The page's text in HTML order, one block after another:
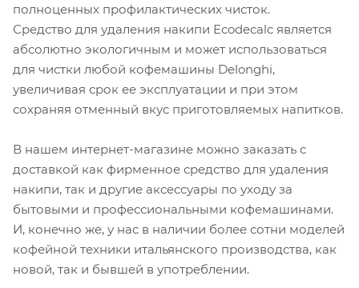
полноценных профилактических чисток.
Средство для удаления накипи Ecodecalc является
абсолютно экологичным и может использоваться
для чистки любой кофемашины Delonghi,
увеличивая срок ее эксплуатации и при этом
сохраняя отменный вкус приготовляемых напитков.
В нашем интернет-магазине можно заказать с
доставкой как фирменное средство для удаления
накипи, так и другие аксессуары по уходу за
бытовыми и профессиональными кофемашинами.
И, конечно же, у нас в наличии более сотни моделей
кофейной техники итальянского производства, как
новой, так и бывшей в употреблении.